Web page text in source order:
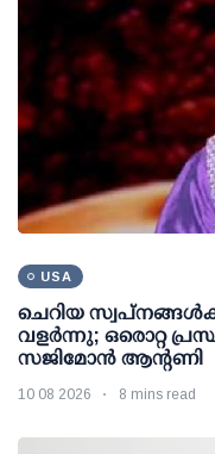
USA
ചെറിയ
വളർന്നു; ഒരൊറ്റ
സജിമോൻ ആന്റണി
10 08 2026 8 mins read